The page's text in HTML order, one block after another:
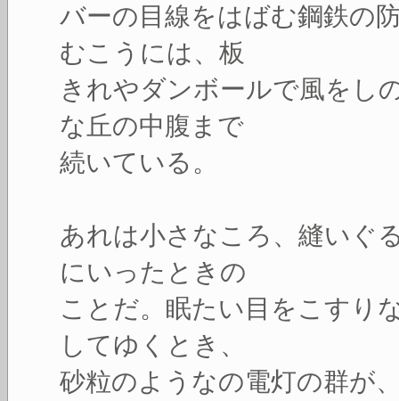
バーの目線をはばむ鋼鉄の
むこうには、板
きれやダンボールで風をし
な丘の中腹まで
続いている。
あれは小さなころ、縫いぐ
にいったときの
ことだ。眠たい目をこすり
してゆくとき、
砂粒のようなの電灯の群が